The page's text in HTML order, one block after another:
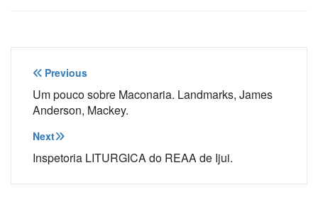
Navegação
de
Post
Previous
Um pouco sobre Maconaria. Landmarks, James
Anderson, Mackey.
Next
Inspetoria LITURGICA do REAA de Ijui.